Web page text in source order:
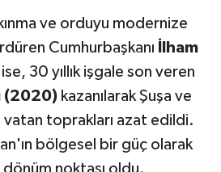
ve orduyu modernize
Cumhurbaşkanı
İlham
30 yıllık işgale son veren
(2020)kazanılarak Şuşa ve
vatan toprakları azat edildi.
bölgesel bir güç olarak
noktası oldu.